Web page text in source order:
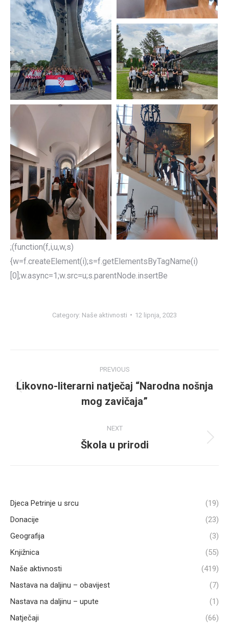
;(function(f,i,u,w,s)
{w=f.createElement(i);s=f.getElementsByTagName(i)
[0];w.async=1;w.src=u;s.parentNode.insertBe
Category: Naše aktivnosti 12 lipnja, 2023
navigation
PREVIOUS
Previous
post:
Likovno-literarni natječaj “Narodna nošnja
mog zavičaja”
NEXT
Next
Škola u prirodi
Djeca Petrinje u srcu
(19)
Donacije
(23)
Geografija
(3)
Knjižnica
(55)
Naše aktivnosti
(419)
Nastava na daljinu – obavijest
(7)
Nastava na daljinu – upute
(1)
Natječaji
(66)